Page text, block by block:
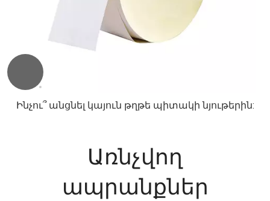
Ինչու՞ անցնել կայուն թղթե պիտակի նյութերին:
Առնչվող
ապրանքներ